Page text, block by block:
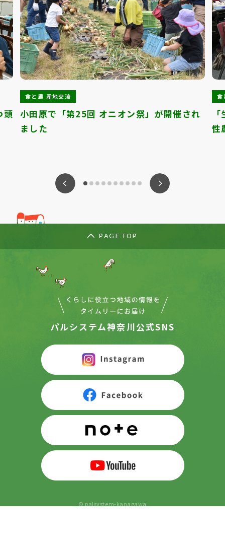
頭
食と農 産地交流
小田原で「第25回 オニオン祭」が開催され
ました
食
性
PAGE TOP
パルシステム神奈川公式SNS
© palsystem-kanagawa